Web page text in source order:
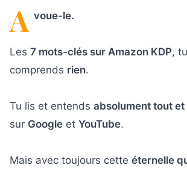
A voue-le.
Les 7 mots-clés sur Amazon KDP,
comprends rien.
Tu lis et entends absolument tout
sur Google et YouTube.
Mais avec toujours cette éternelle